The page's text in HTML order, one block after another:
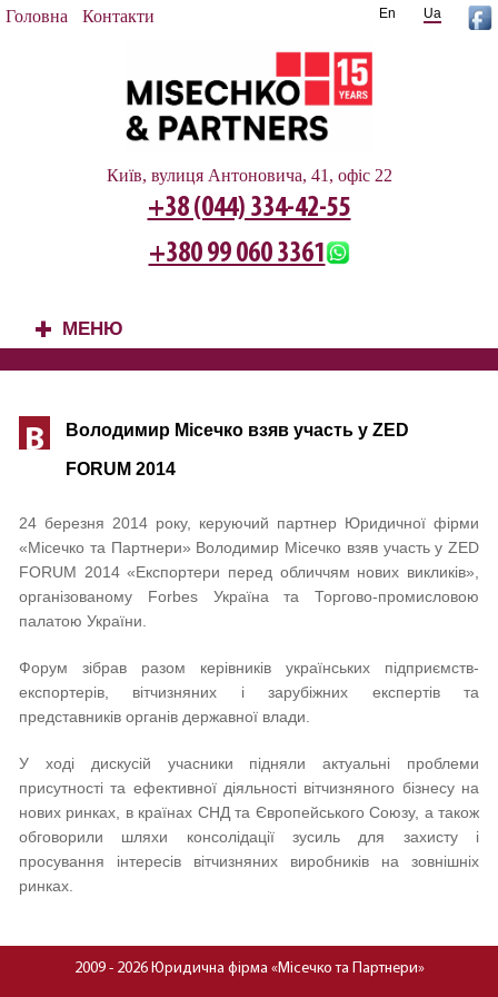
Головна Контакти Ua
En
Київ, вулиця Антоновича, 41, офіс 22
+38 (044) 334-42-55
+380 99 060 3361
+ МЕНЮ
В Володимир Місечко взяв участь у ZED
FORUM 2014
24 березня 2014 року, керуючий партнер Юридичної фірми
«Місечко та Партнери» Володимир Місечко взяв участь у ZED
FORUM 2014 «Експортери перед обличчям нових викликів»,
організованому Forbes Україна та Торгово-промисловою
палатою України.
Форум зібрав разом керівників українських підприємств-
експортерів, вітчизняних і зарубіжних експертів та
представників органів державної влади.
У ході дискусій учасники підняли актуальні проблеми
присутності та ефективної діяльності вітчизняного бізнесу на
нових ринках, в країнах СНД та Європейського Союзу, а також
обговорили шляхи консолідації зусиль для захисту і
просування інтересів вітчизняних виробників на зовнішніх
ринках.
2009 - 2026 Юридична фірма «Місечко та Партнери»